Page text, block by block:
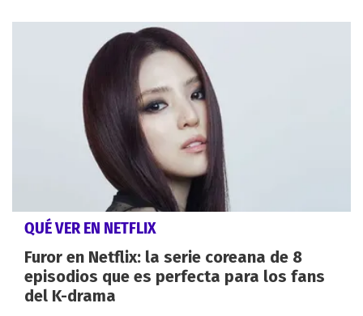
QUÉ VER EN NETFLIX
Furor en Netflix: la serie coreana de 8
episodios que es perfecta para los fans
del K-drama